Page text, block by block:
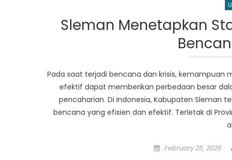
Sleman Menetapkan
Pada saat terjadi bencana dan krisis,
efektif dapat memberikan perbedaan besar
pencaharian. Di Indonesia, Kabupaten Sleman
bencana yang efisien dan efektif. Terletak di
Posted
February 25, 2026